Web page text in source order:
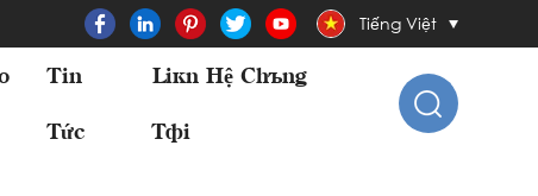
Tiếng Việt
Tin
Tức
Liên Hệ Chúng
Tôi